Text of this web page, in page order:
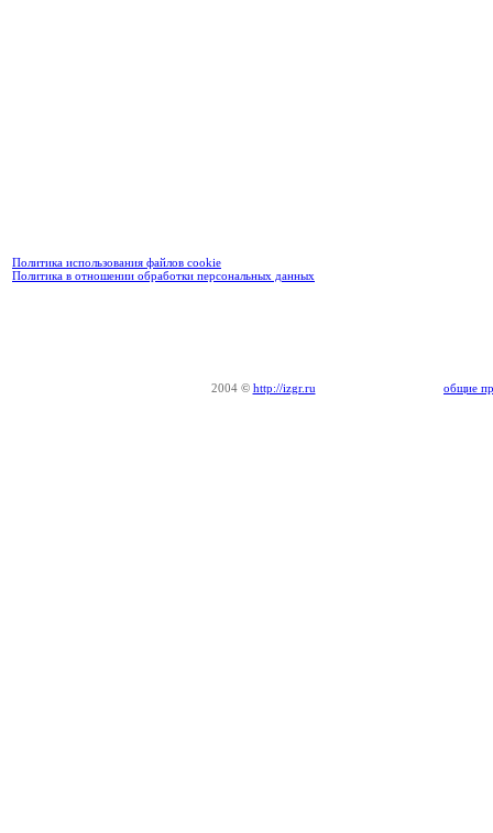
Политика использования файлов cookie
Политика в отношении обработки персональных данных
2004 © http://izgr.ru общие